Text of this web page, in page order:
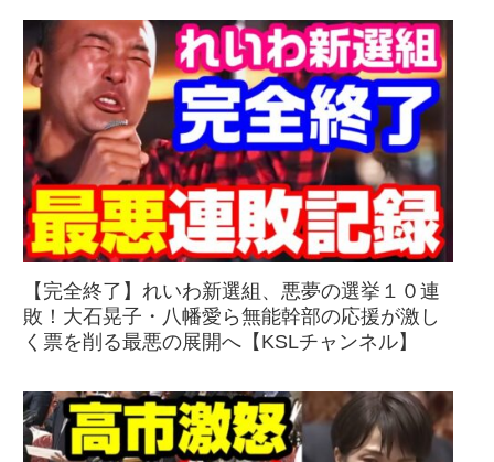
【完全終了】れいわ新選組、悪夢の選挙１０連
敗！大石晃子・八幡愛ら無能幹部の応援が激し
く票を削る最悪の展開へ【KSLチャンネル】